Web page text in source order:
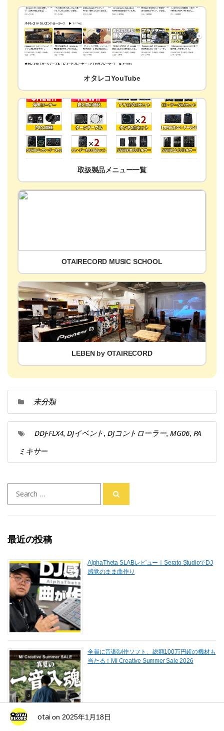
オタレコYouTube
取扱製品メニュー一覧
OTAIRECORD MUSIC SCHOOL
LEBEN by OTAIRECORD
未分類
DDJ-FLX4, DJイベント, DJコントローラー, MG06, PA
ミキサー
for:
最近の投稿
AlphaTheta SLABレビュー｜Serato StudioでDJ
感覚のまま曲作り
全員に音楽制作ソフト、総額100万円超の機材も
当たる！MI Creative Summer Sale 2026
otai on 2025年1月18日